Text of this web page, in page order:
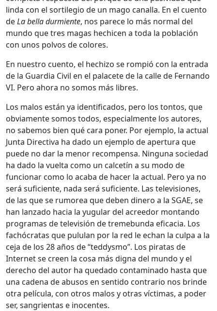
linda con el sortilegio de un mago canalla. En el cuento
deLa bella durmiente, nos parece lo más normal del
mundo que tres magas hechicen a toda la población
con unos polvos de colores.
En nuestro cuento, el hechizo se rompió con la entrada
de la Guardia Civil en el palacete de la calle de Fernando
VI. Pero ahora no somos más libres.
Los malos están ya identificados, pero los tontos, que
obviamente somos todos, especialmente los autores,
no sabemos bien qué cara poner. Por ejemplo, la actual
Junta Directiva ha dado un ejemplo de apertura que
puede no dar la menor recompensa. Ninguna sociedad
ha dado la vuelta como un calcetín a su modo de
funcionar como lo acaba de hacer la actual. Pero ya no
será suficiente, nada será suficiente. Las televisiones,
de las que se rumorea que deben dinero a la SGAE, se
han lanzado hacia la yugular del acreedor montando
programas de televisión de tremebunda eficacia. Los
fachócratas que pululan por la red le echan la culpa a la
ceja de los 28 años de “teddysmo”. Los piratas de
Internet se creen la cosa más digna del mundo y el
derecho del autor ha quedado contaminado hasta que
una cadena de abusos en sentido contrario nos brinde
otra película, con otros malos y otras víctimas, a poder
ser, sangrientas e inocentes.